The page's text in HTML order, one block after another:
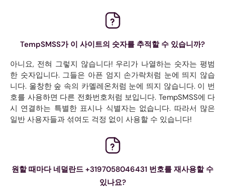
TempSMSS가 이 사이트의 숫자를 추적할 수 있습니까?
아니요, 전혀 그렇지 않습니다! 우리가 나열하는 숫자는 평범
한 숫자입니다. 그들은 아픈 엄지 손가락처럼 눈에 띄지 않습
니다. 울창한 숲 속의 카멜레온처럼 눈에 띄지 않습니다. 이 번
호를 사용하면 다른 전화번호처럼 보입니다. TempSMSS에 다
시 연결하는 특별한 표시나 식별자는 없습니다. 따라서 많은
일반 사용자들과 섞여도 걱정 없이 사용할 수 있습니다!
원할 때마다 네덜란드 +3197058046431 번호를 재사용할 수
있나요?